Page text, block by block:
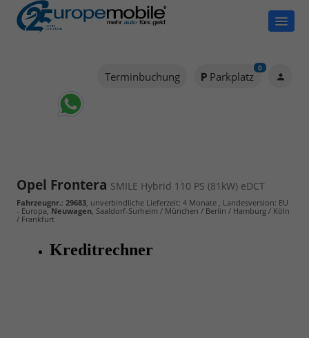
Terminbuchung Parkplatz
0
Opel Frontera SMILE Hybrid 110 PS (81kW) eDCT
Fahrzeugnr.: 29683, unverbindliche Lieferzeit: 4 Monate , Landesversion: EU
- Europa,Neuwagen, Saaldorf-Surheim / München / Berlin / Hamburg / Köln
/ Frankfurt